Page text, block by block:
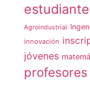
Agroindustrial
innovación
jóvenes
profesores